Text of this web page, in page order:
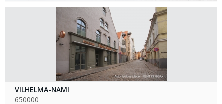
VILHELMA-NAMI
650000